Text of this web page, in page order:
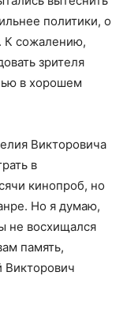
политики, о
К сожалению,
зрителя
в хорошем
Викторовича
в
кинопроб, но
Но я думаю,
не восхищался
память,